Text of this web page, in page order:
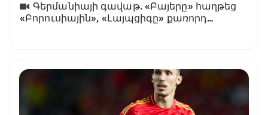
Գերմանիայի գավաթ. «Բայերը» հաղթեց
«Բորուսիային», «Լայպցիգը» քառորդ